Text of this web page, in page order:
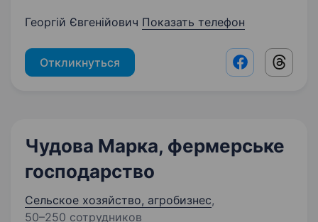
Георгій Євгенійович Показать телефон
Откликнуться Facebook
Чудова Марка, фермерське
господарство
Сельское хозяйство, агробизнес,
50–250 сотрудников